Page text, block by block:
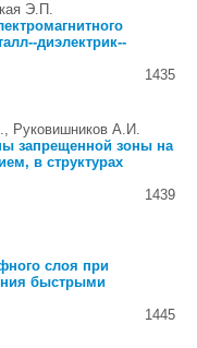
Э.П.
диэлектрик--
1435
Руковишников А.И.
запрещенной зоны на
в структурах
1439
слоя при
быстрыми
1445